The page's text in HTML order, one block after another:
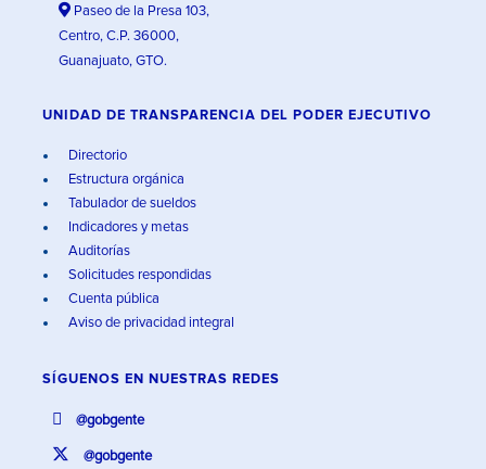
Paseo de la Presa 103,
Centro, C.P. 36000,
Guanajuato, GTO.
UNIDAD DE TRANSPARENCIA DEL PODER EJECUTIVO
Directorio
Estructura orgánica
Tabulador de sueldos
Indicadores y metas
Auditorías
Solicitudes respondidas
Cuenta pública
Aviso de privacidad integral
SÍGUENOS EN NUESTRAS REDES
@gobgente
@gobgente